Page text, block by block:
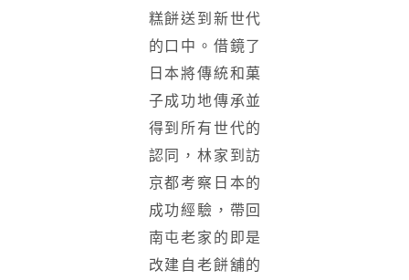
糕餅送到新世代
的口中。借鏡了
日本將傳統和菓
子成功地傳承並
得到所有世代的
認同，林家到訪
京都考察日本的
成功經驗，帶回
南屯老家的即是
改建自老餅舖的